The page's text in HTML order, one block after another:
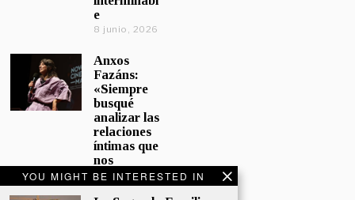
YOU MIGHT BE INTERESTED IN
e
8 junio, 2026
Anxos
Fazáns:
«Siempre
busqué
analizar las
relaciones
íntimas que
nos
afectan»
5 junio, 2026